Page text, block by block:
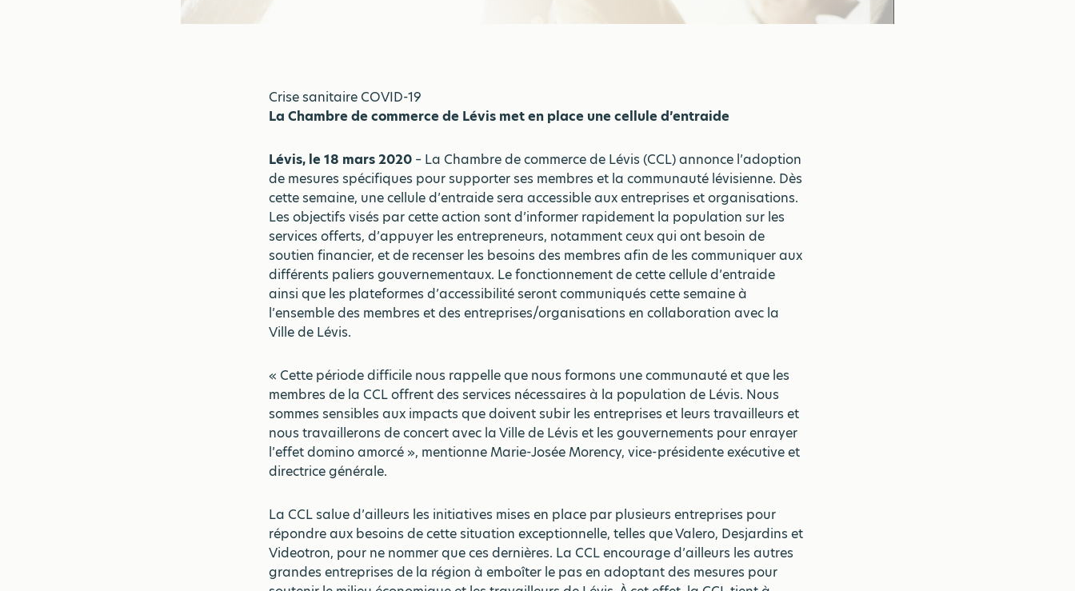
Crise sanitaire COVID-19
La Chambre de commerce de Lévis met en place une cellule d’entraide
Lévis, le 18 mars 2020– La Chambre de commerce de Lévis (CCL) annonce l’adoption
de mesures spécifiques pour supporter ses membres et la communauté lévisienne. Dès
cette semaine, une cellule d’entraide sera accessible aux entreprises et organisations.
Les objectifs visés par cette action sont d’informer rapidement la population sur les
services offerts, d’appuyer les entrepreneurs, notamment ceux qui ont besoin de
soutien financier, et de recenser les besoins des membres afin de les communiquer aux
différents paliers gouvernementaux. Le fonctionnement de cette cellule d’entraide
ainsi que les plateformes d’accessibilité seront communiqués cette semaine à
l’ensemble des membres et des entreprises/organisations en collaboration avec la
Ville de Lévis.
« Cette période difficile nous rappelle que nous formons une communauté et que les
membres de la CCL offrent des services nécessaires à la population de Lévis. Nous
sommes sensibles aux impacts que doivent subir les entreprises et leurs travailleurs et
nous travaillerons de concert avec la Ville de Lévis et les gouvernements pour enrayer
l’effet domino amorcé », mentionne Marie-Josée Morency, vice-présidente exécutive et
directrice générale.
La CCL salue d’ailleurs les initiatives mises en place par plusieurs entreprises pour
répondre aux besoins de cette situation exceptionnelle, telles que Valero, Desjardins et
Videotron, pour ne nommer que ces dernières. La CCL encourage d’ailleurs les autres
grandes entreprises de la région à emboîter le pas en adoptant des mesures pour